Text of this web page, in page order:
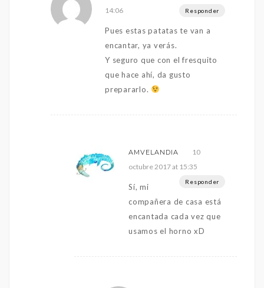
14:06
Responder
Pues estas patatas te van a
encantar, ya verás.
Y seguro que con el fresquito
que hace ahí, da gusto
prepararlo.
AMVELANDIA
10
octubre 2017 at 15:35
Responder
Sí, mi
compañera de casa está
encantada cada vez que
usamos el horno xD